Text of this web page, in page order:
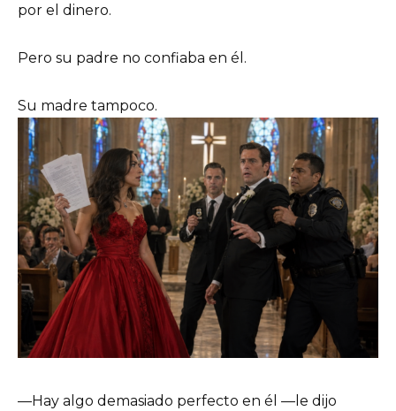
por el dinero.
Pero su padre no confiaba en él.
Su madre tampoco.
—Hay algo demasiado perfecto en él —le dijo